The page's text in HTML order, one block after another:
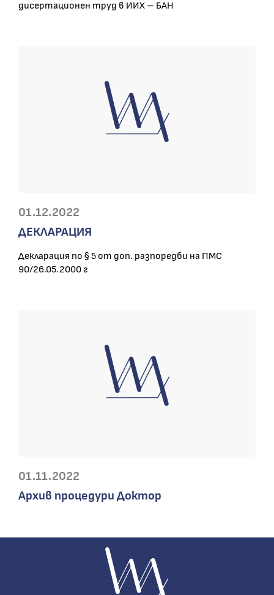
дисертационен труд в ИИХ – БАН
01.12.2022
ДЕКЛАРАЦИЯ
Декларация по § 5 от доп. разпоредби на ПМС
90/26.05.2000 г
01.11.2022
Архив процедури Доктор